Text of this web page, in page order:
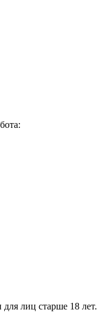
для лиц старше 18 лет.